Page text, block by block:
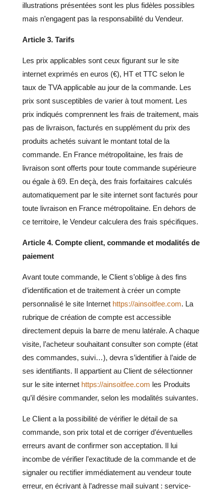
illustrations présentées sont les plus fidèles possibles
mais n’engagent pas la responsabilité du Vendeur.
Article 3. Tarifs
Les prix applicables sont ceux figurant sur le site
internet exprimés en euros (€), HT et TTC selon le
taux de TVA applicable au jour de la commande. Les
prix sont susceptibles de varier à tout moment. Les
prix indiqués comprennent les frais de traitement, mais
pas de livraison, facturés en supplément du prix des
produits achetés suivant le montant total de la
commande. En France métropolitaine, les frais de
livraison sont offerts pour toute commande supérieure
ou égale à 69. En deçà, des frais forfaitaires calculés
automatiquement par le site internet sont facturés pour
toute livraison en France métropolitaine. En dehors de
ce territoire, le Vendeur calculera des frais spécifiques.
Article 4. Compte client, commande et modalités de
paiement
Avant toute commande, le Client s’oblige à des fins
d’identification et de traitement à créer un compte
personnalisé le site Internet https://ainsoitfee.com. La
rubrique de création de compte est accessible
directement depuis la barre de menu latérale. A chaque
visite, l’acheteur souhaitant consulter son compte (état
des commandes, suivi…), devra s’identifier à l’aide de
ses identifiants. Il appartient au Client de sélectionner
sur le site internet https://ainsoitfee.com les Produits
qu’il désire commander, selon les modalités suivantes.
Le Client a la possibilité de vérifier le détail de sa
commande, son prix total et de corriger d’éventuelles
erreurs avant de confirmer son acceptation. Il lui
incombe de vérifier l’exactitude de la commande et de
signaler ou rectifier immédiatement au vendeur toute
erreur, en écrivant à l’adresse mail suivant : service-